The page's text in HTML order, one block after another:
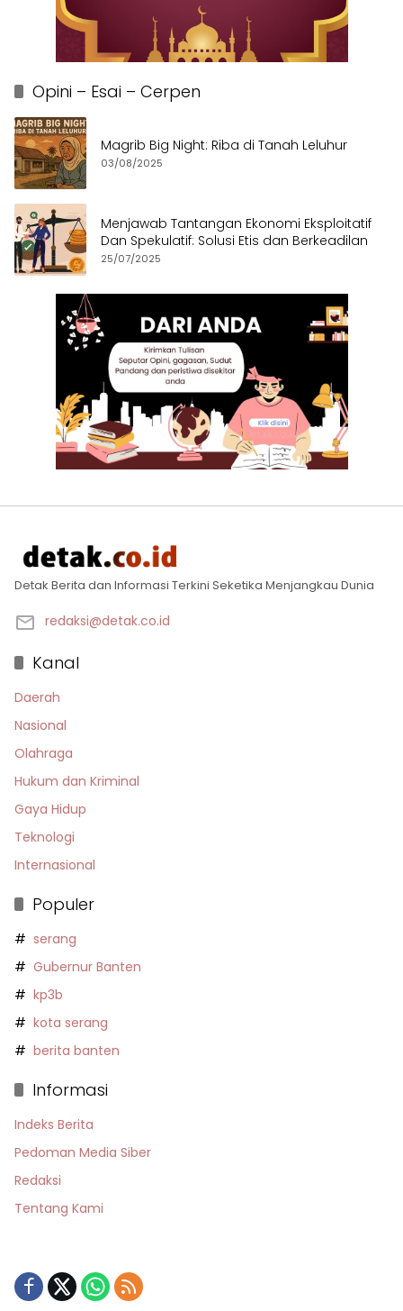
Opini – Esai – Cerpen
Magrib Big Night: Riba di Tanah Leluhur
03/08/2025
Menjawab Tantangan Ekonomi Eksploitatif
Dan Spekulatif: Solusi Etis dan Berkeadilan
25/07/2025
Detak Berita dan Informasi Terkini Seketika Menjangkau Dunia
redaksi@detak.co.id
Kanal
Daerah
Nasional
Olahraga
Hukum dan Kriminal
Gaya Hidup
Teknologi
Internasional
Populer
serang
Gubernur Banten
kp3b
kota serang
berita banten
Informasi
Indeks Berita
Pedoman Media Siber
Redaksi
Tentang Kami